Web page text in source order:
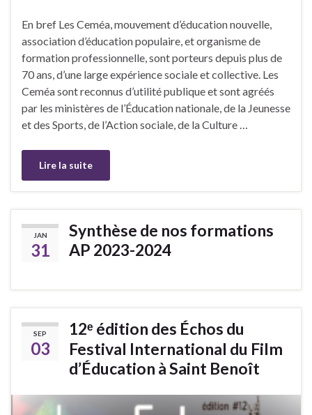
En bref Les Ceméa, mouvement d’éducation nouvelle,
association d’éducation populaire, et organisme de
formation professionnelle,​ sont porteurs depuis plus de
70 ans, d’une large expérience sociale et collective. Les
Ceméa sont reconnus d’utilité publique et sont agréés
par les ministères de l’Éducation nationale, de la Jeunesse
et des Sports, de l’Action sociale, de la Culture …
Lire la suite
JAN
31
Synthèse de nos formations
AP 2023-2024
SEP
03
12ᵉ édition des Échos du
Festival International du Film
d’Éducation à Saint Benoît